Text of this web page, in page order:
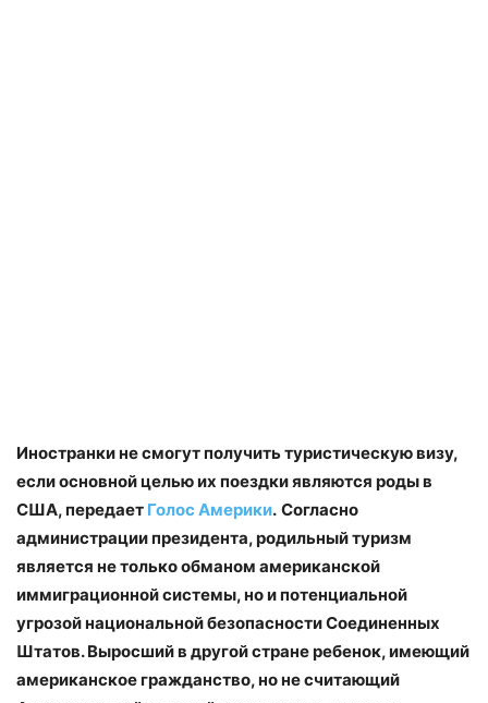
Иностранки не смогут получить туристическую визу,
если основной целью их поездки являются роды в
США, передает Голос Америки. Согласно
администрации президента, родильный туризм
является не только обманом американской
иммиграционной системы, но и потенциальной
угрозой национальной безопасности Соединенных
Штатов. Выросший в другой стране ребенок, имеющий
американское гражданство, но не считающий